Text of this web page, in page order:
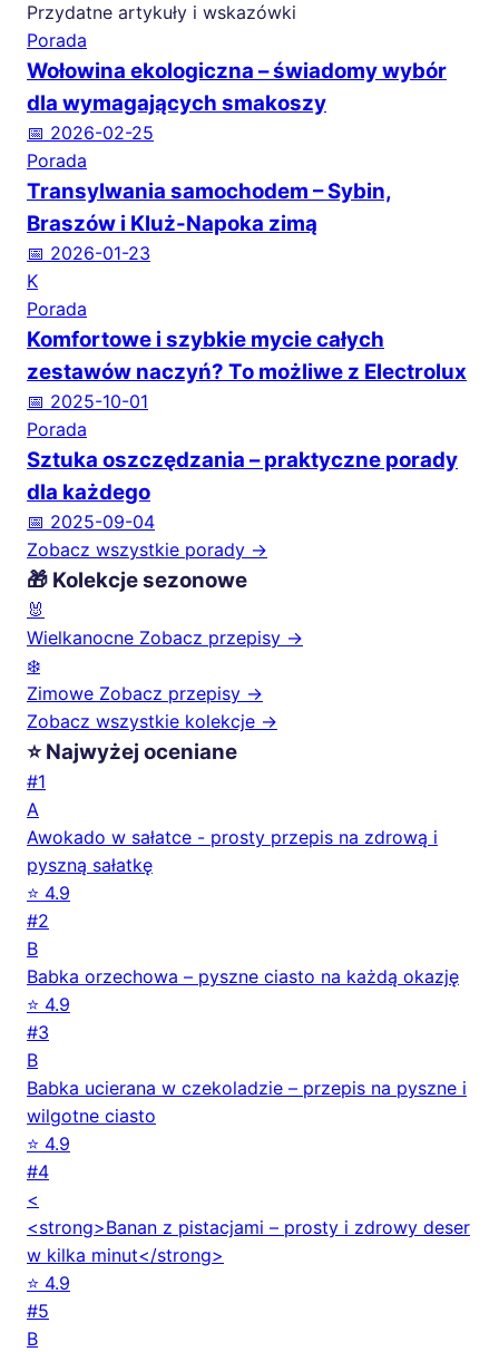
Przydatne artykuły i wskazówki
Porada
Wołowina ekologiczna – świadomy wybór
dla wymagających smakoszy
📅 2026-02-25
Porada
Transylwania samochodem – Sybin,
Braszów i Kluż-Napoka zimą
📅 2026-01-23
K
Porada
Komfortowe i szybkie mycie całych
zestawów naczyń? To możliwe z Electrolux
📅 2025-10-01
Porada
Sztuka oszczędzania – praktyczne porady
dla każdego
📅 2025-09-04
Zobacz wszystkie porady →
🎁 Kolekcje sezonowe
🐰
Wielkanocne Zobacz przepisy →
❄️
Zimowe Zobacz przepisy →
Zobacz wszystkie kolekcje →
⭐ Najwyżej oceniane
#1
A
Awokado w sałatce - prosty przepis na zdrową i
pyszną sałatkę
⭐ 4.9
#2
B
Babka orzechowa – pyszne ciasto na każdą okazję
⭐ 4.9
#3
B
Babka ucierana w czekoladzie – przepis na pyszne i
wilgotne ciasto
⭐ 4.9
#4
<
<strong>Banan z pistacjami – prosty i zdrowy deser
w kilka minut</strong>
⭐ 4.9
#5
B